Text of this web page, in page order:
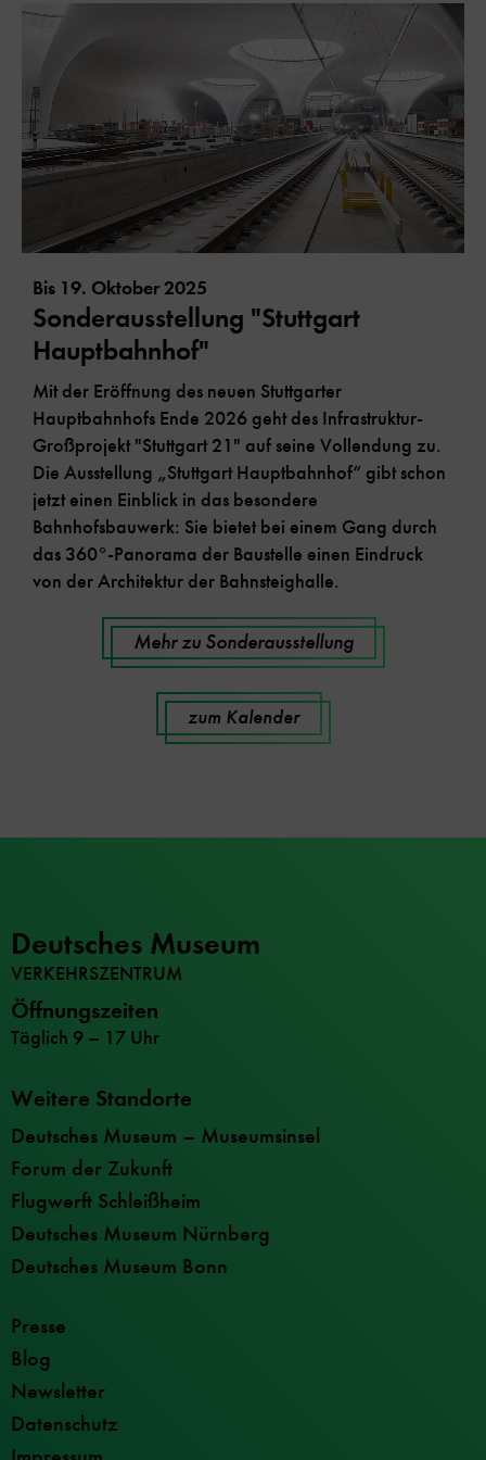
Bis 19. Oktober 2025
Sonderausstellung "Stuttgart
Hauptbahnhof"
Mit der Eröffnung des neuen Stuttgarter
Hauptbahnhofs Ende 2026 geht des Infrastruktur-
Großprojekt "Stuttgart 21" auf seine Vollendung zu.
Die Ausstellung „Stuttgart Hauptbahnhof“ gibt schon
jetzt einen Einblick in das besondere
Bahnhofsbauwerk: Sie bietet bei einem Gang durch
das 360°-Panorama der Baustelle einen Eindruck
von der Architektur der Bahnsteighalle.
Mehr zu Sonderausstellung
zum Kalender
Deutsches Museum
VERKEHRSZENTRUM
Öffnungszeiten
Täglich 9 – 17 Uhr
Weitere Standorte
Deutsches Museum – Museumsinsel
Forum der Zukunft
Flugwerft Schleißheim
Deutsches Museum Nürnberg
Deutsches Museum Bonn
Presse
Blog
Newsletter
Datenschutz